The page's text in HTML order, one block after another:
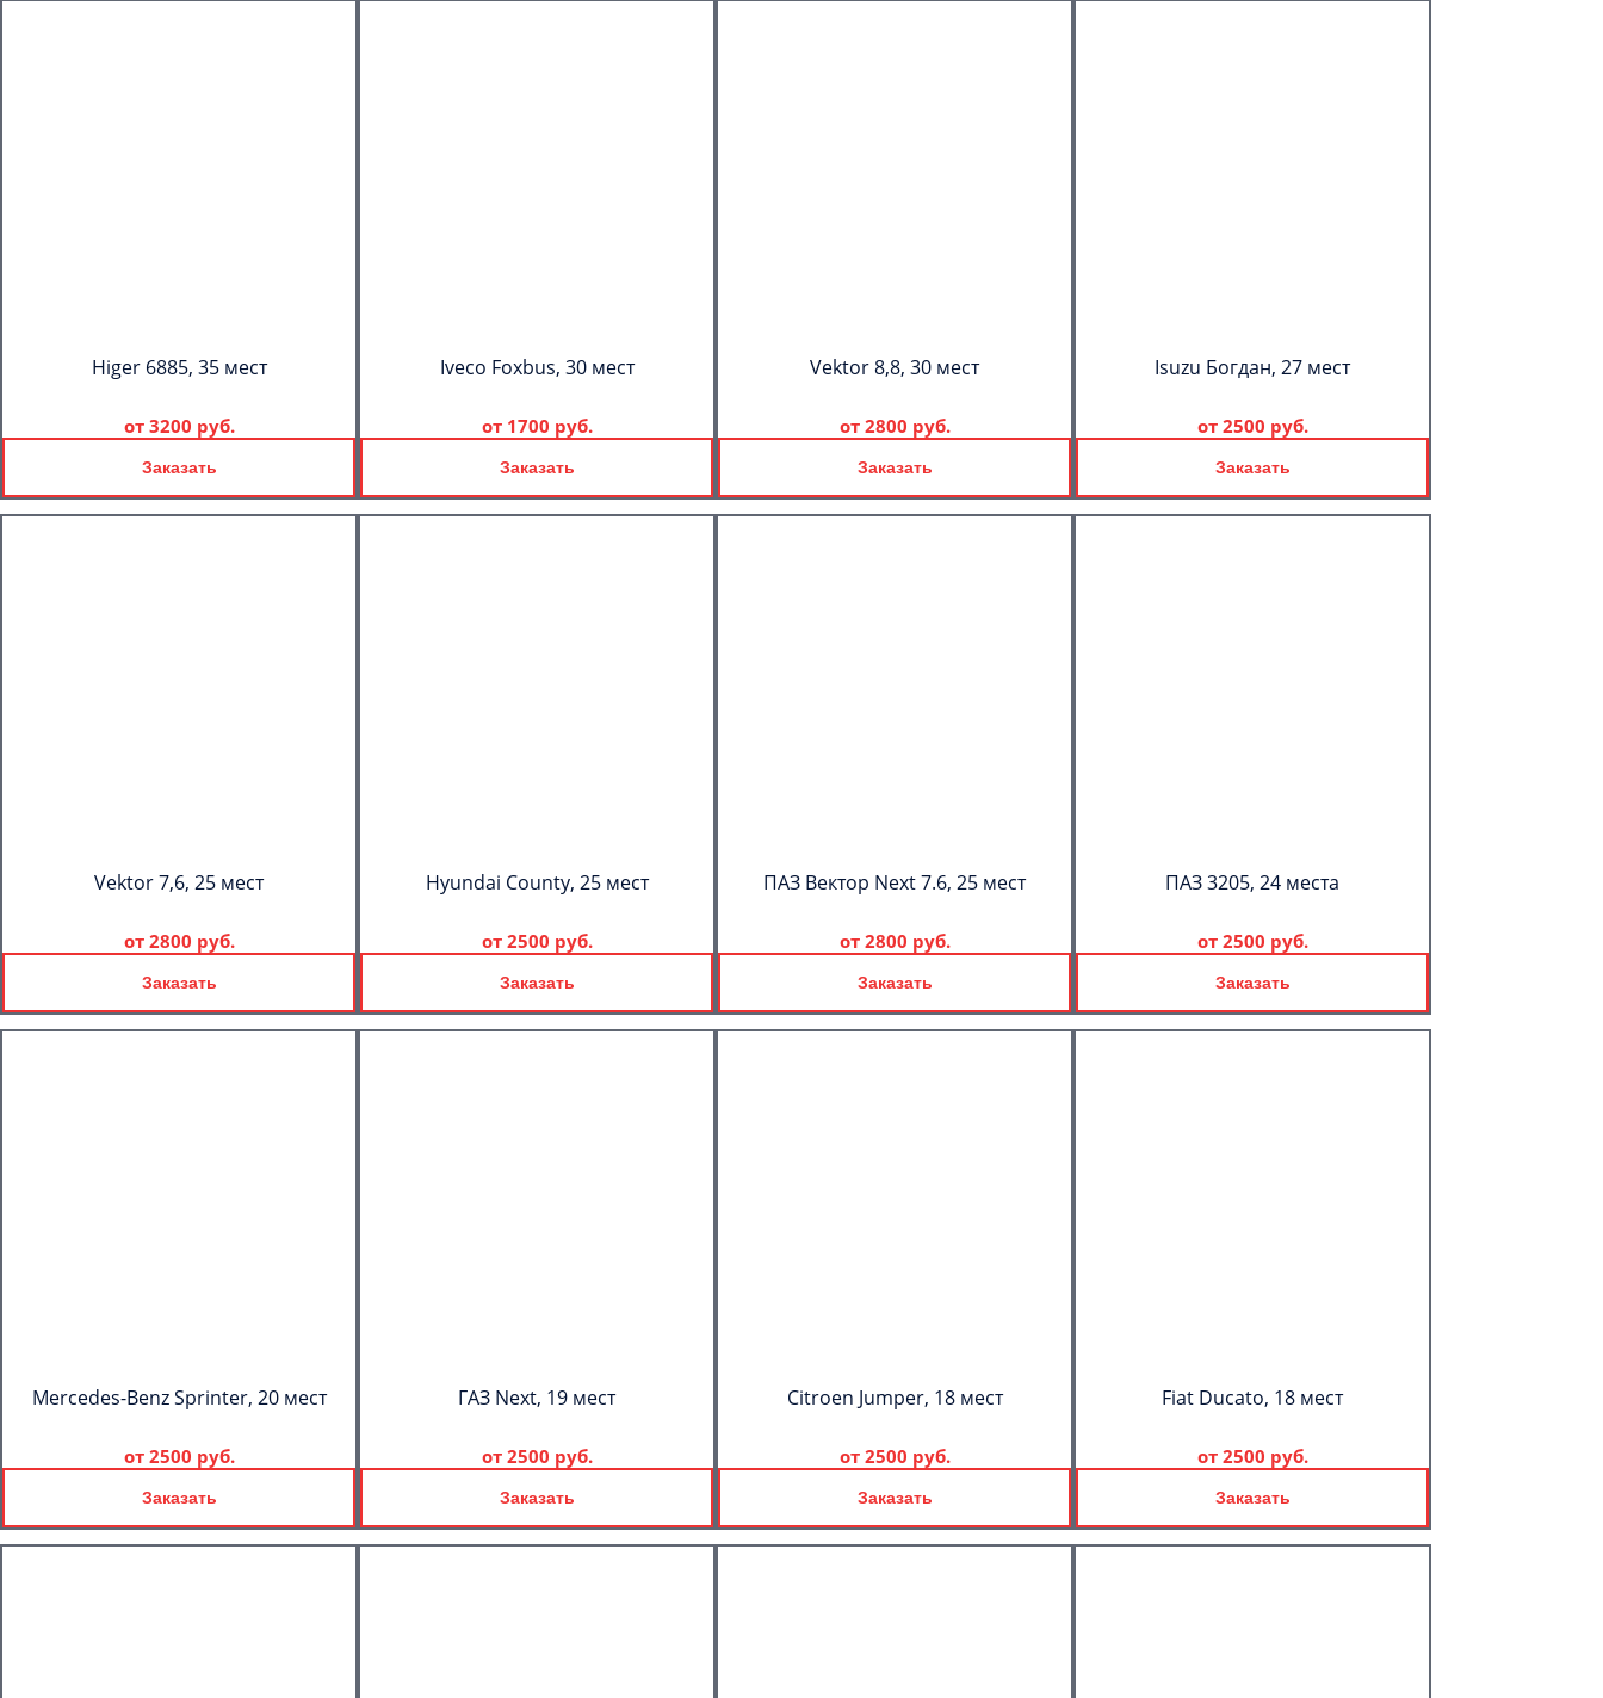
Higer 6885, 35 мест
от 3200 руб.
Заказать
Iveco Foxbus, 30 мест
от 1700 руб.
Заказать
Vektor 8,8, 30 мест
от 2800 руб.
Заказать
Isuzu Богдан, 27 мест
от 2500 руб.
Заказать
Vektor 7,6, 25 мест
от 2800 руб.
Заказать
Hyundai County, 25 мест
от 2500 руб.
Заказать
ПАЗ Вектор Next 7.6, 25 мест
от 2800 руб.
Заказать
ПАЗ 3205, 24 места
от 2500 руб.
Заказать
Mercedes-Benz Sprinter, 20 мест
от 2500 руб.
Заказать
ГАЗ Next, 19 мест
от 2500 руб.
Заказать
Citroen Jumper, 18 мест
от 2500 руб.
Заказать
Fiat Ducato, 18 мест
от 2500 руб.
Заказать
ознакомлен(а), даю согласие на